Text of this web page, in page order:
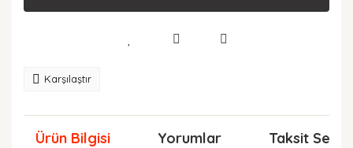
Karşılaştır
Ürün Bilgisi Yorumlar Taksit